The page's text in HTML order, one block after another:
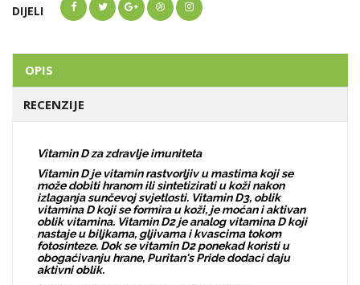
DIJELI
OPIS
RECENZIJE
Vitamin D za zdravlje imuniteta
Vitamin D je vitamin rastvorljiv u mastima koji se
može dobiti hranom ili sintetizirati u koži nakon
izlaganja sunčevoj svjetlosti. Vitamin D3, oblik
vitamina D koji se formira u koži, je moćan i aktivan
oblik vitamina. Vitamin D2 je analog vitamina D koji
nastaje u biljkama, gljivama i kvascima tokom
fotosinteze. Dok se vitamin D2 ponekad koristi u
obogaćivanju hrane, Puritan's Pride dodaci daju
aktivni oblik.